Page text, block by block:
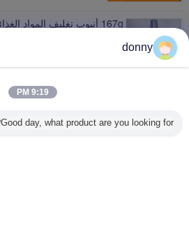
اتصل بنا
donny
9:19 PM
Good day, what product are you looking for?